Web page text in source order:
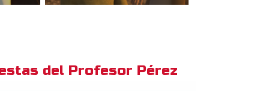
del Profesor Pérez